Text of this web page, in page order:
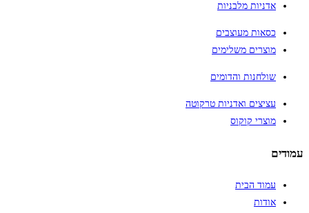
אדניות מלבניות
כסאות מעוצבים
מוצרים משלימים
שולחנות והדומים
עציצים ואדניות טרקוטה
מוצרי קוקוס
עמודים
עמוד הבית
אודות